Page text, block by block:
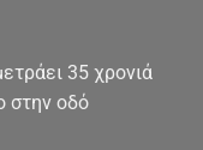
35 χρονιά
στην οδό